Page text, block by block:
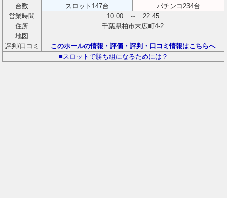
台数
スロット147台
パチンコ234台
営業時間
10:00 ～ 22:45
住所
千葉県柏市末広町4-2
地図
評判/口コミ
このホールの情報・評価・評判・口コミ情報はこちらへ
■スロットで勝ち組になるためには？